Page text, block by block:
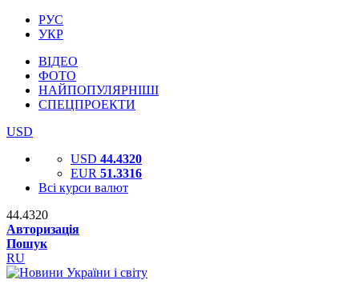
РУС
УКР
ВІДЕО
ФОТО
НАЙПОПУЛЯРНІШІ
СПЕЦПРОЕКТИ
USD
USD 44.4320
EUR 51.3316
Всі курси валют
44.4320
Авторизація
Пошук
RU